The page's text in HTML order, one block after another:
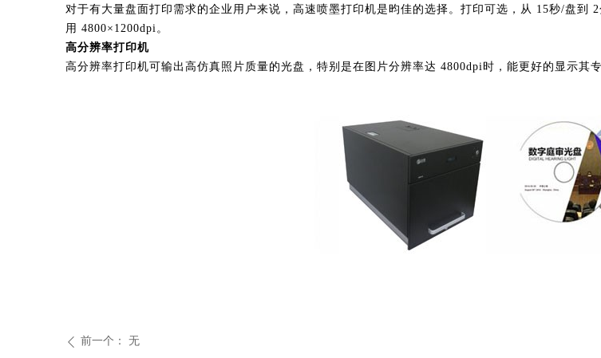
对于有大量盘面打印需求的企业用户来说，高速喷墨打印机是昀佳的选择。打印可选，从 15秒/盘到
用 4800×1200dpi。
高分辨率打印机
高分辨率打印机可输出高仿真照片质量的光盘，特别是在图片分辨率达 4800dpi时，能更好的显示其
ꄴ 前一个： 无